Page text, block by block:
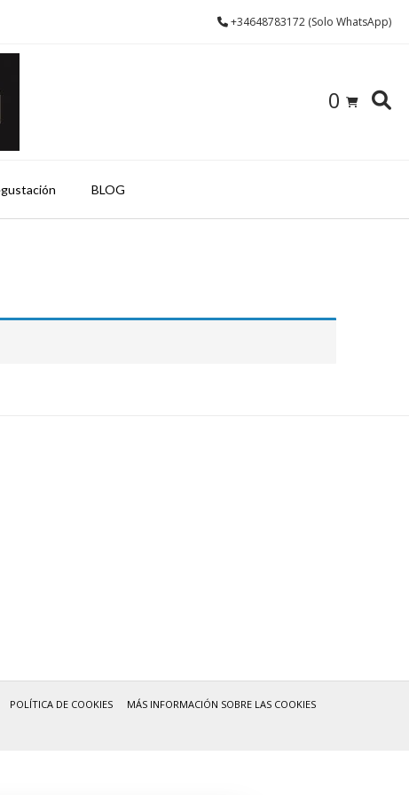
+34648783172 (Solo WhatsApp)
0
BLOG
POLÍTICA DE COOKIES
MÁS INFORMACIÓN SOBRE LAS COOKIES